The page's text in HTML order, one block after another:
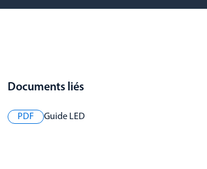
Documents liés
PDF Guide LED